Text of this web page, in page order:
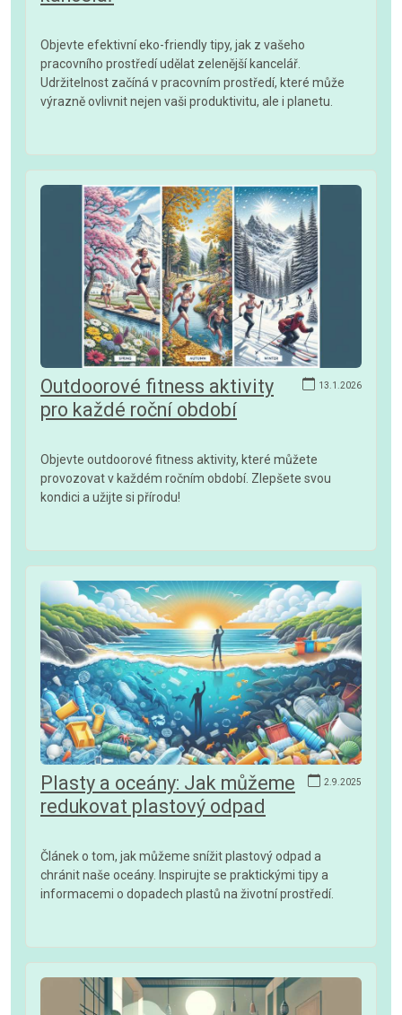
Objevte efektivní eko-friendly tipy, jak z vašeho
pracovního prostředí udělat zelenější kancelář.
Udržitelnost začíná v pracovním prostředí, které může
výrazně ovlivnit nejen vaši produktivitu, ale i planetu.
13.1.2026
Outdoorové fitness aktivity
pro každé roční období
Objevte outdoorové fitness aktivity, které můžete
provozovat v každém ročním období. Zlepšete svou
kondici a užijte si přírodu!
2.9.2025
Plasty a oceány: Jak můžeme
redukovat plastový odpad
Článek o tom, jak můžeme snížit plastový odpad a
chránit naše oceány. Inspirujte se praktickými tipy a
informacemi o dopadech plastů na životní prostředí.